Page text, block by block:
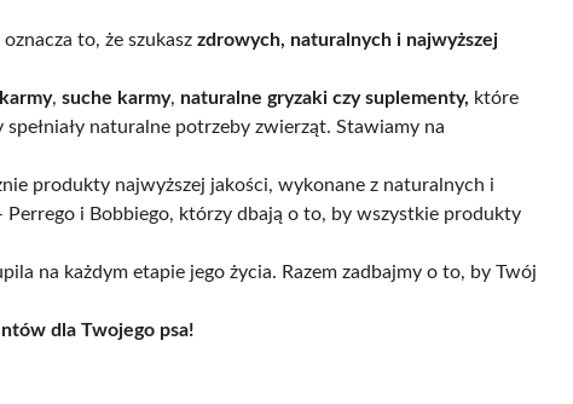
to, że szukasz zdrowych, naturalnych i najwyższej
, suche karmy, naturalne gryzaki czy suplementy, które
spełniały naturalne potrzeby zwierząt. Stawiamy na
produkty najwyższej jakości, wykonane z naturalnych i
i Bobbiego, którzy dbają o to, by wszystkie produkty
na każdym etapie jego życia. Razem zadbajmy o to, by Twój
dla Twojego psa!